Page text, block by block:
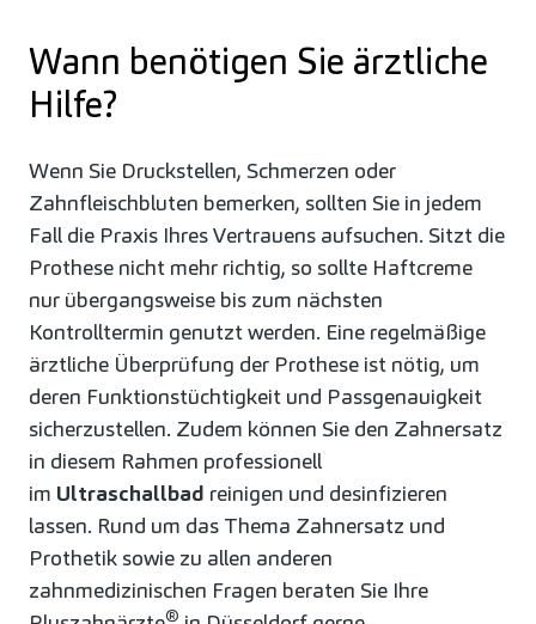
Wann benötigen Sie ärztliche
Hilfe?
Wenn Sie Druckstellen, Schmerzen oder
Zahnfleischbluten bemerken, sollten Sie in jedem
Fall die Praxis Ihres Vertrauens aufsuchen. Sitzt die
Prothese nicht mehr richtig, so sollte Haftcreme
nur übergangsweise bis zum nächsten
Kontrolltermin genutzt werden. Eine regelmäßige
ärztliche Überprüfung der Prothese ist nötig, um
deren Funktionstüchtigkeit und Passgenauigkeit
sicherzustellen. Zudem können Sie den Zahnersatz
in diesem Rahmen professionell
im Ultraschallbad reinigen und desinfizieren
lassen. Rund um das Thema Zahnersatz und
Prothetik sowie zu allen anderen
zahnmedizinischen Fragen beraten Sie Ihre
®